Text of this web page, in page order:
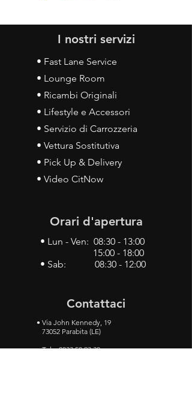
I nostri servizi
• Fast Lane Service
• Lounge Room
• Ricambi Originali
• Lifestyle e Accessori
• Servizio di Carrozzeria
• Vettura Sostitutiva
• Pick Up & Delivery
• Video CitNow
Orari d'apertura
• Lun - Ven: 08:30 - 13:00
15:00 - 18:00
• Sab: 08:30 - 12:00
Contattaci
• Via John Kennedy, 19
73052 Parabita (LE)
• Tel:0833 50 93 30